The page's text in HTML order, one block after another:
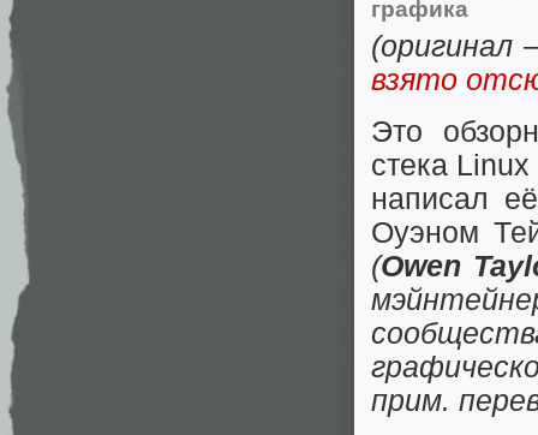
графика
(оригинал
взято
Это
стека
написал
Оуэном
(Owen
прим.